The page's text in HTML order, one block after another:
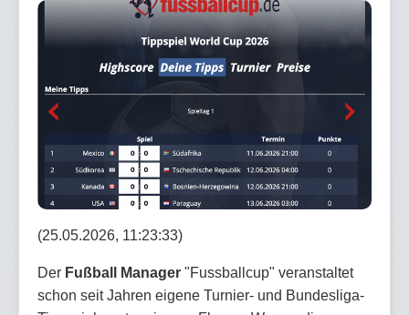
(25.05.2026, 11:23:33)
Der Fußball Manager "Fussballcup" veranstaltet
schon seit Jahren eigene Turnier- und Bundesliga-